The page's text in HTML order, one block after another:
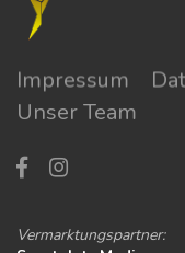
Impressum
Unser Team
Vermarktungspartner: